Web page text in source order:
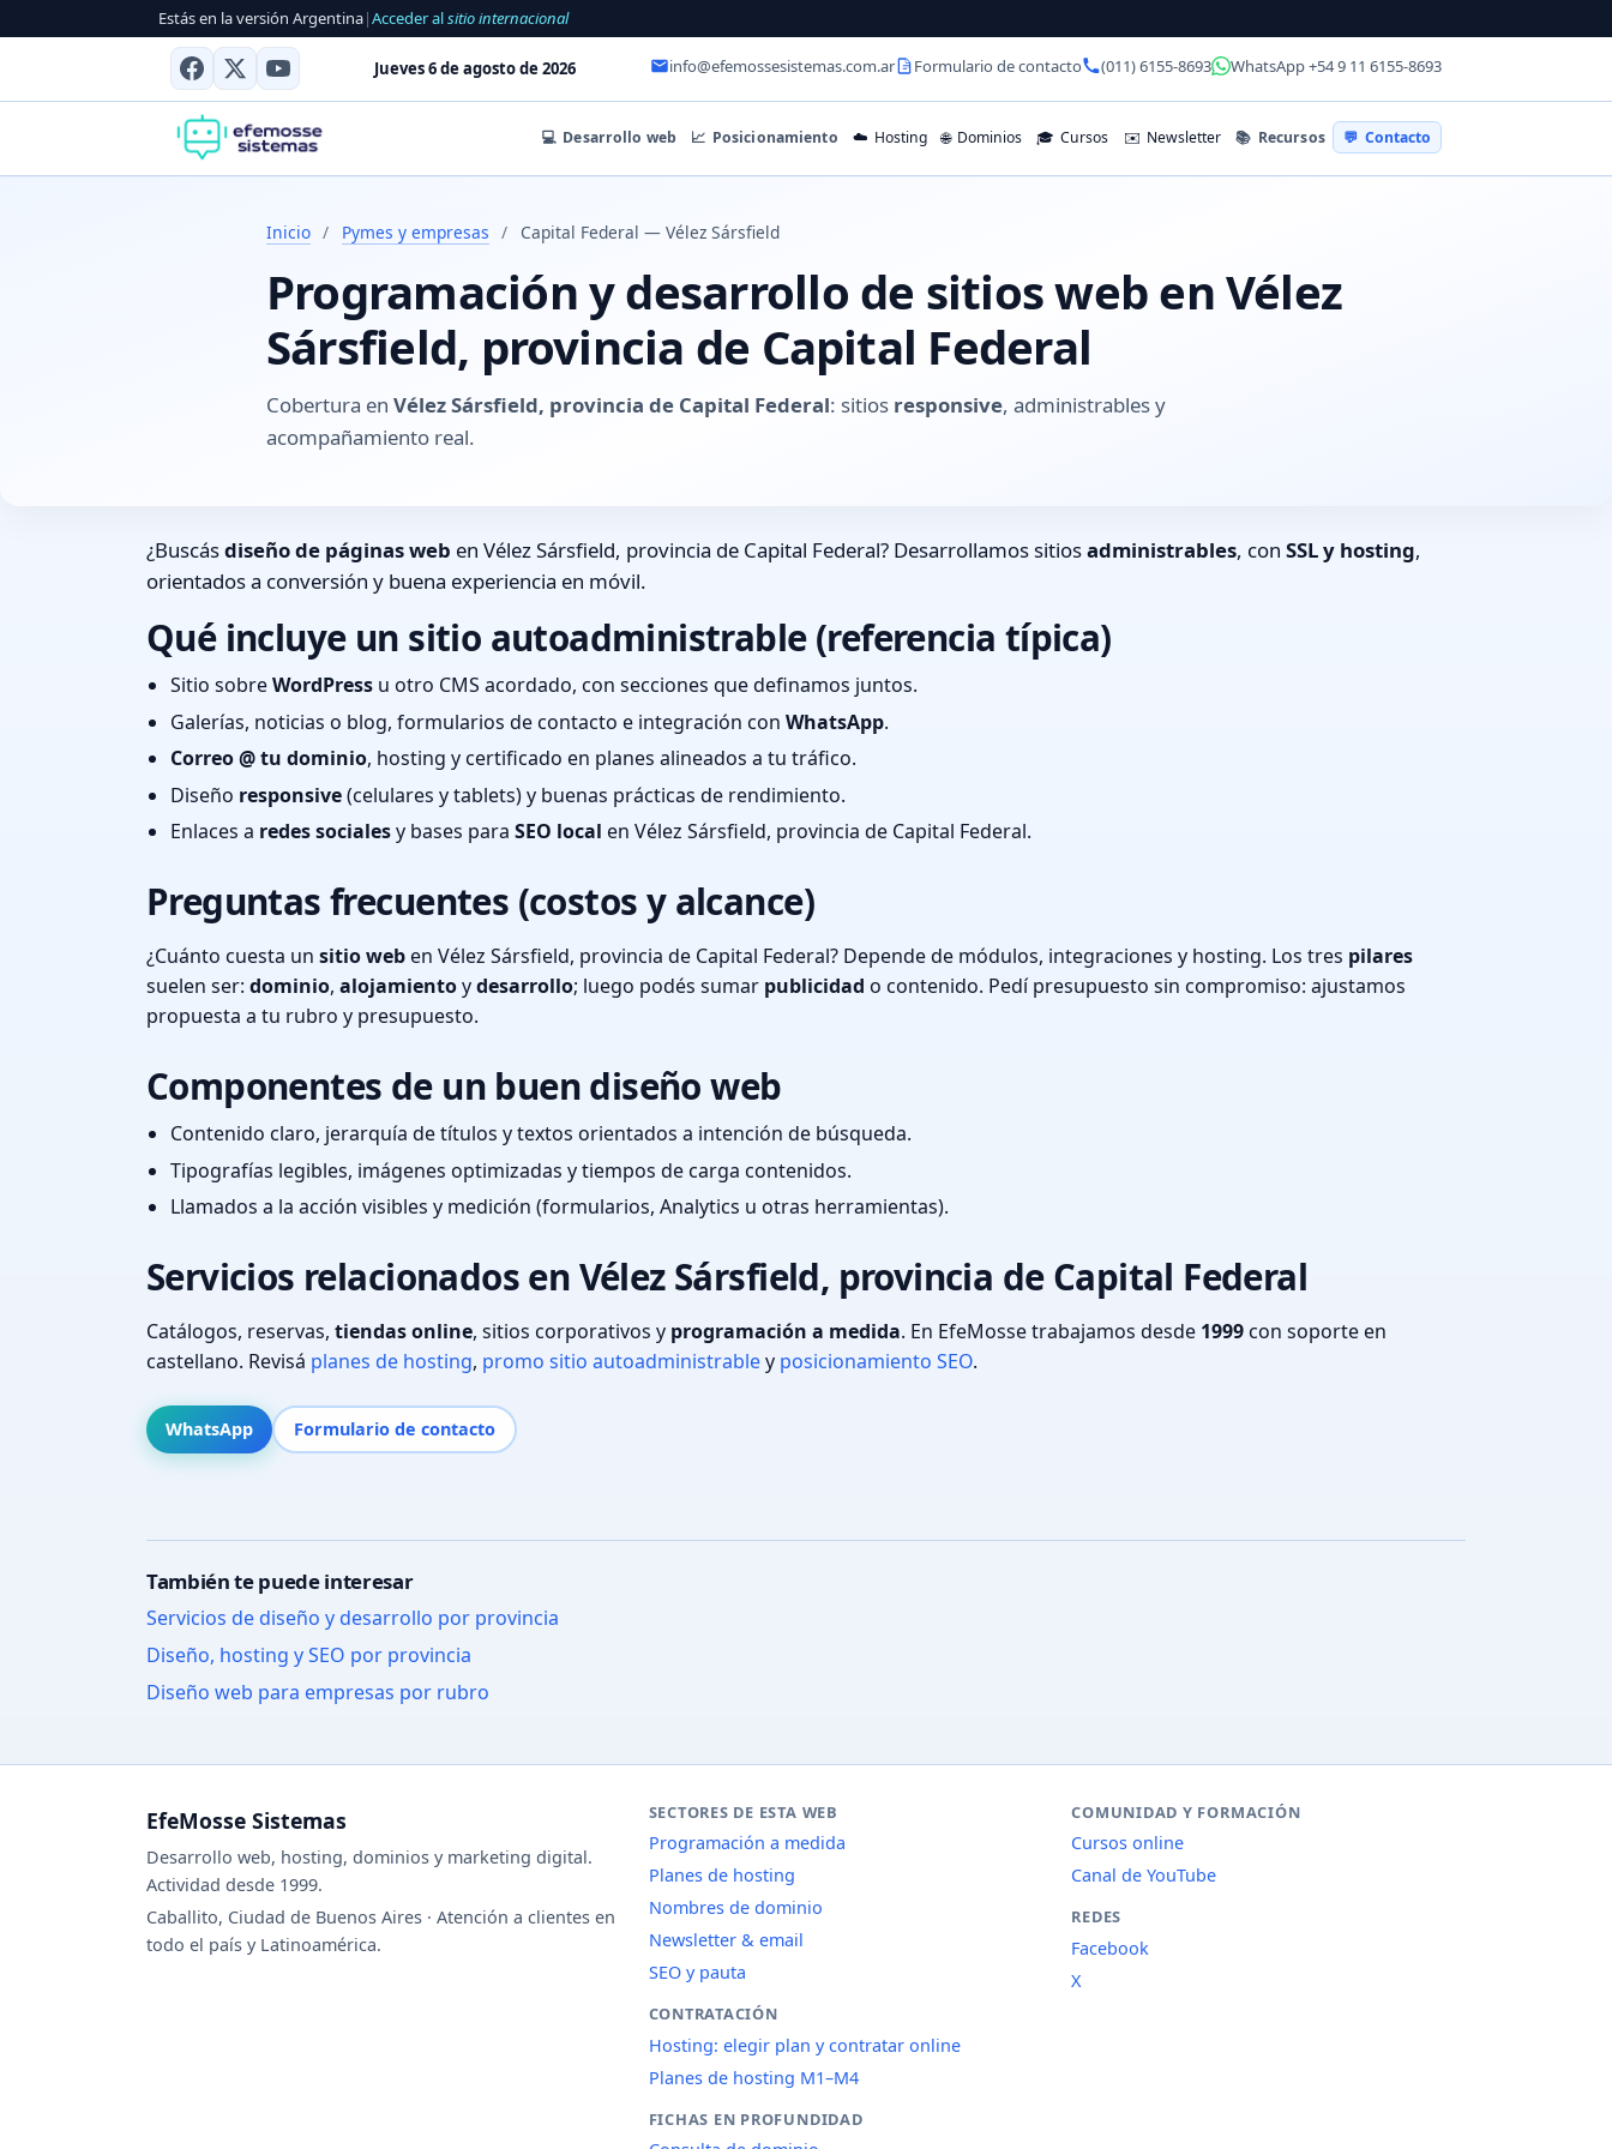
Estás en la versión Argentina|Acceder alsitio internacional
Jueves 6 de agosto de 2026 info@efemossesistemas.com.ar Formulario de contacto (011) 6155-8693 WhatsApp +54 9 11 6155-8693
💻 Desarrollo web 📈 Posicionamiento ☁️ Hosting 🌐 Dominios 🎓 Cursos ✉️ Newsletter 📚 Recursos 💬 Contacto
Inicio / Pymes y empresas / Capital Federal — Vélez Sársfield
Programación y desarrollo de sitios web en Vélez
Sársfield, provincia de Capital Federal
Cobertura en Vélez Sársfield, provincia de Capital Federal: sitios responsive, administrables y
acompañamiento real.
¿Buscásdiseño de páginas web en Vélez Sársfield, provincia de Capital Federal? Desarrollamos sitiosadministrables, con SSL y hosting,
orientados a conversión y buena experiencia en móvil.
Qué incluye un sitio autoadministrable (referencia típica)
Sitio sobreWordPress u otro CMS acordado, con secciones que definamos juntos.
Galerías, noticias o blog, formularios de contacto e integración con WhatsApp.
Correo @ tu dominio, hosting y certificado en planes alineados a tu tráfico.
Diseño responsive(celulares y tablets) y buenas prácticas de rendimiento.
Enlaces a redes socialesy bases para SEO local en Vélez Sársfield, provincia de Capital Federal.
Preguntas frecuentes (costos y alcance)
¿Cuánto cuesta un sitio weben Vélez Sársfield, provincia de Capital Federal? Depende de módulos, integraciones y hosting. Los tres pilares
suelen ser: dominio, alojamientoydesarrollo; luego podés sumar publicidad o contenido. Pedí presupuesto sin compromiso: ajustamos
propuesta a tu rubro y presupuesto.
Componentes de un buen diseño web
Contenido claro, jerarquía de títulos y textos orientados a intención de búsqueda.
Tipografías legibles, imágenes optimizadas y tiempos de carga contenidos.
Llamados a la acción visibles y medición (formularios, Analytics u otras herramientas).
Servicios relacionados en Vélez Sársfield, provincia de Capital Federal
Catálogos, reservas, tiendas online, sitios corporativos y programación a medida. En EfeMosse trabajamos desde 1999con soporte en
castellano. Revisá planes de hosting, promo sitio autoadministrabley posicionamiento SEO.
WhatsApp Formulario de contacto
También te puede interesar
Servicios de diseño y desarrollo por provincia
Diseño, hosting y SEO por provincia
Diseño web para empresas por rubro
EfeMosse Sistemas
Desarrollo web, hosting, dominios y marketing digital.
Actividad desde 1999.
Caballito, Ciudad de Buenos Aires · Atención a clientes en
todo el país y Latinoamérica.
SECTORES DE ESTA WEB
Programación a medida
Planes de hosting
Nombres de dominio
Newsletter & email
SEO y pauta
CONTRATACIÓN
Hosting: elegir plan y contratar online
Planes de hosting M1–M4
FICHAS EN PROFUNDIDAD
COMUNIDAD Y FORMACIÓN
Cursos online
Canal de YouTube
REDES
Facebook
X